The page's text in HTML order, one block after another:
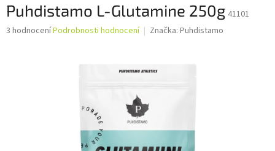
Puhdistamo L-Glutamine 250g 41101
Průměrné
3 hodnoceníPodrobnosti hodnocení Značka: Puhdistamo